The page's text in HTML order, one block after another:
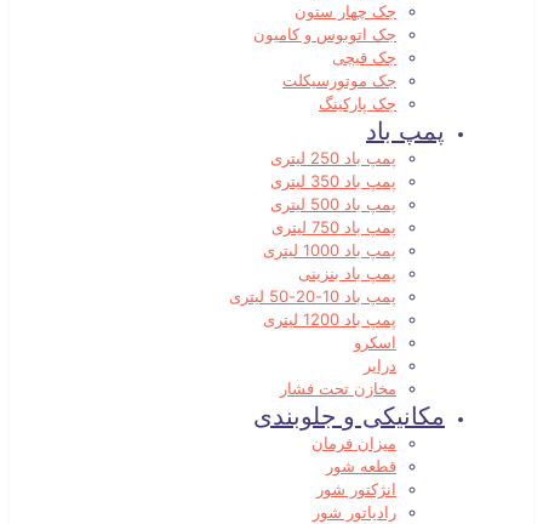
جک چهار ستون
جک اتوبوس و کامیون
جک قیچی
جک موتورسیکلت
جک پارکینگ
پمپ باد
پمپ باد 250 لیتری
پمپ باد 350 لیتری
پمپ باد 500 لیتری
پمپ باد 750 لیتری
پمپ باد 1000 لیتری
پمپ باد بنزینی
پمپ باد 10-20-50 لیتری
پمپ باد 1200 لیتری
اسکرو
درایر
مخازن تحت فشار
مکانیکی و جلوبندی
میزان فرمان
قطعه شور
انژکتور شور
رادیاتور شور